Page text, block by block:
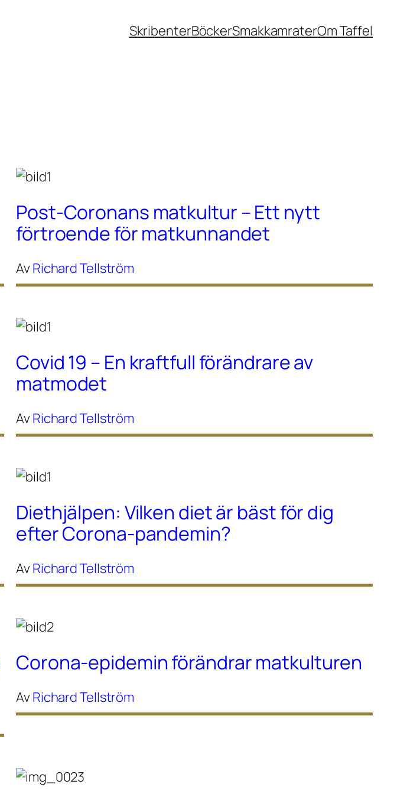
SkribenterBöckerSmakkamraterOm Taffel
Post-Coronans matkultur – Ett nytt
förtroende för matkunnandet
AvRichard Tellström
Covid 19 – En kraftfull förändrare av
matmodet
AvRichard Tellström
Diethjälpen: Vilken diet är bäst för dig
efter Corona-pandemin?
AvRichard Tellström
Corona-epidemin förändrar matkulturen
AvRichard Tellström